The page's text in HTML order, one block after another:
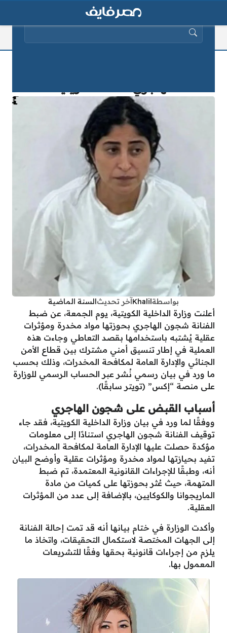
بواسطةKhalilآخر تحديثالسنة الماضية
أعلنت وزارة الداخلية الكويتية، يوم الجمعة، عن ضبط
الفنانة شجون الهاجري بحوزتها مواد مخدرة ومؤثرات
عقلية يُشتبه باستخدامها بقصد التعاطي وجاءت هذه
العملية في إطار تنسيق أمني مشترك بين قطاع الأمن
الجنائي والإدارة العامة لمكافحة المخدرات، وذلك بحسب
ما ورد في بيان رسمي نُشر عبر الحساب الرسمي للوزارة
على منصة “إكس” (تويتر سابقًا).
أسباب القبض على شجون الهاجري
ووفقًا لما ورد في بيان وزارة الداخلية الكويتية، فقد جاء
توقيف الفنانة شجون الهاجري استنادًا إلى معلومات
مؤكدة حصلت عليها الإدارة العامة لمكافحة المخدرات،
تفيد بحيازتها لمواد مخدرة ومؤثرات عقلية وأوضح البيان
أنه، وطبقًا للإجراءات القانونية المعتمدة، تم ضبط
المتهمة، حيث عُثر بحوزتها على كميات من مادة
الماريجوانا والكوكايين، بالإضافة إلى عدد من المؤثرات
العقلية.
وأكدت الوزارة في ختام بيانها أنه قد تمت إحالة الفنانة
إلى الجهات المختصة لاستكمال التحقيقات، واتخاذ ما
يلزم من إجراءات قانونية بحقها وفقًا للتشريعات
المعمول بها.
البحث عن: